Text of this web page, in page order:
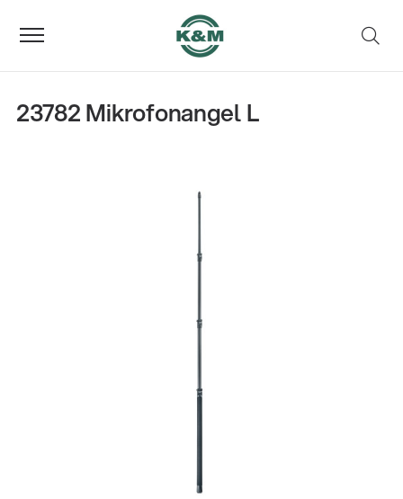
23782 Mikrofonangel L